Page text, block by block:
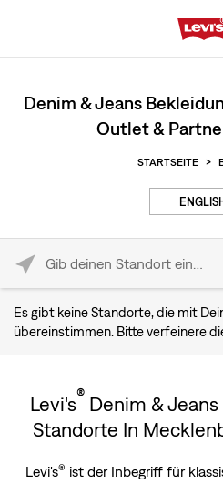
Denim & Jeans
Outlet &
STARTSEITE >
Es gibt keine Standorte, die mit
übereinstimmen. Bitte verfeinere
Levi's® Denim &
Standorte In
Levi's® ist der Inbegriff für